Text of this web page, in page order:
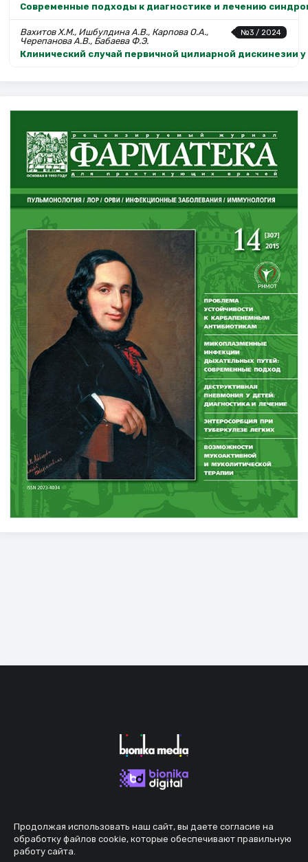
Современные подходы к диагностике и лечению
№3 / 2024
Вахитов Х.М., Ишбулдина А.В., Карпова О.А.,
Черепанова А.В., Бабаева Ф.Э.
Клинический случай первичной цилиарной дискинезии
Продолжая использовать наш сайт, вы даете согласие на
обработку файлов cookie, которые обеспечивают правильную
работу сайта.